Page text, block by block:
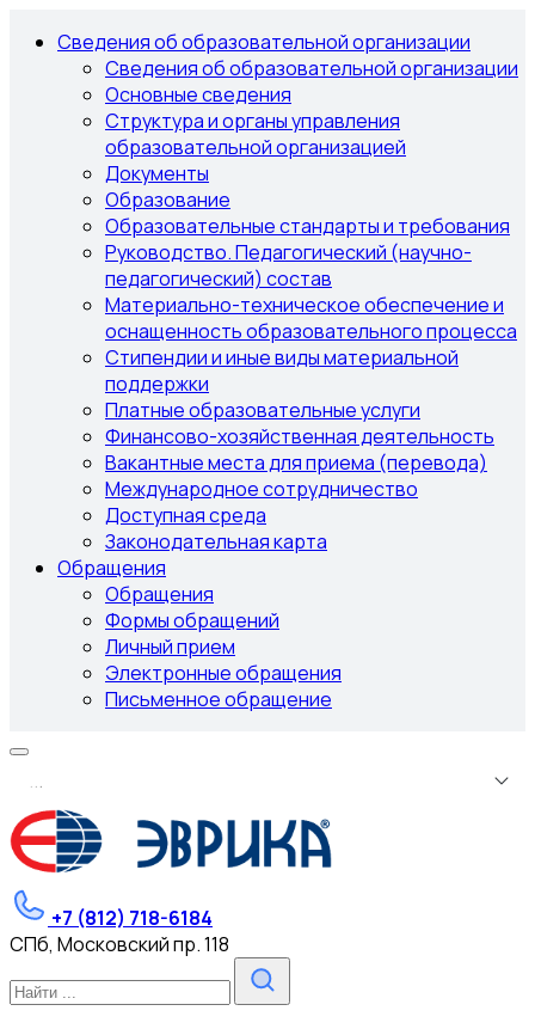
Сведения об образовательной организации
Сведения об образовательной организации
Основные сведения
Структура и органы управления
образовательной организацией
Документы
Образование
Образовательные стандарты и требования
Руководство. Педагогический (научно-
педагогический) состав
Материально-техническое обеспечение и
оснащенность образовательного процесса
Стипендии и иные виды материальной
поддержки
Платные образовательные услуги
Финансово-хозяйственная деятельность
Вакантные места для приема (перевода)
Международное сотрудничество
Доступная среда
Законодательная карта
Обращения
Обращения
Формы обращений
Личный прием
Электронные обращения
Письменное обращение
...
+7 (812) 718-6184
СПб, Московский пр. 118